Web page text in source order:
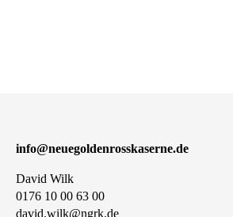
info@neuegoldenrosskaserne.de
David Wilk
0176 10 00 63 00
david.wilk@ngrk.de